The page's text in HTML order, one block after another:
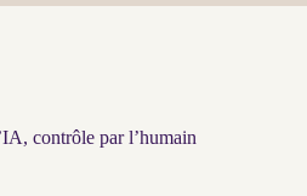
contrôle par l’humain